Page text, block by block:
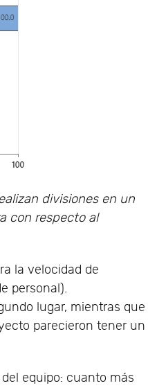
divisiones en un
con respecto al
la velocidad de
personal).
lugar, mientras que
parecieron tener un
equipo: cuanto más